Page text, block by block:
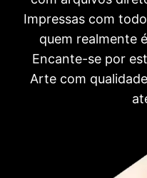
Impressas com
quem realmente
Encante-se por
Arte com